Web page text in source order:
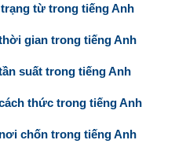
từ trong tiếng Anh
gian trong tiếng Anh
suất trong tiếng Anh
thức trong tiếng Anh
chốn trong tiếng Anh